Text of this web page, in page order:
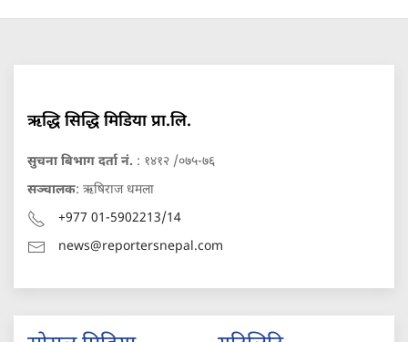
ऋद्धि सिद्धि मिडिया प्रा.लि.
सुचना बिभाग दर्ता नं. : १४१२ /०७५-७६
सञ्चालक: ऋषिराज धमला
+977 01-5902213/14
news@reportersnepal.com